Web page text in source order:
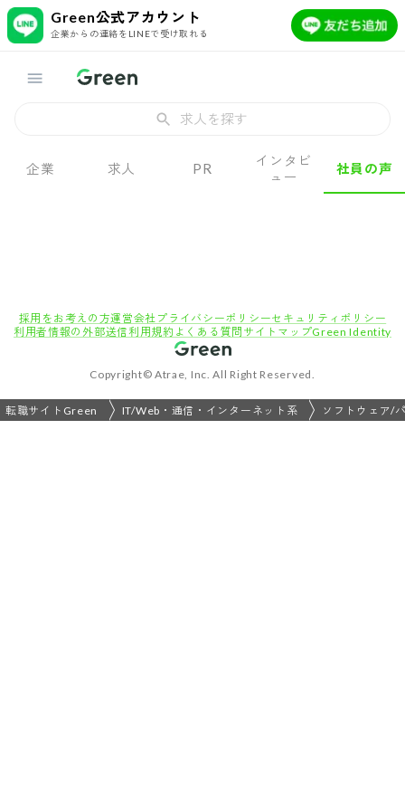
Green公式アカウント
企業からの連絡をLINEで受け取れる
求人を探す
企業 求人 PR
インタビ
ュー
社員の声
採用をお考えの方運営会社 プライバシーポリシーセキュリティポリシー
利用者情報の外部送信利用規約 よくある質問 サイトマップGreen Identity
Copyright© Atrae, Inc. All Right Reserved.
転職サイトGreen IT/Web・通信・インターネット系 ソフトウェア/